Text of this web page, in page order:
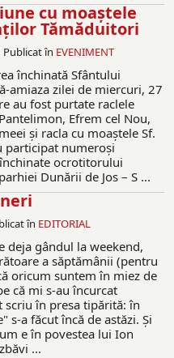
cu moaștele
Tămăduitori
Publicat în EVENIMENT
închinată Sfântului
amiaza zilei de miercuri, 27
au fost purtate raclele
Efrem cel Nou,
şi racla cu moaștele Sf.
participat numeroși
ocrotitorului
Dunării de Jos – S ...
în EDITORIAL
deja gândul la weekend,
a săptămânii (pentru
oricum suntem în miez de
că mi s-au încurcat
scriu în presa tipărită: în
s-a făcut încă de astăzi. Şi
e în povestea lui Ion
...